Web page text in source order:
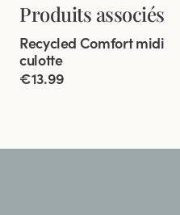
Produits associés
Viewing image 1 of 3
4 pour 3
Recycled Comfort midi
culotte
€13.99